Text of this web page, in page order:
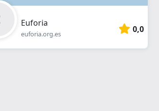
Euforia
euforia.org.es 0,0